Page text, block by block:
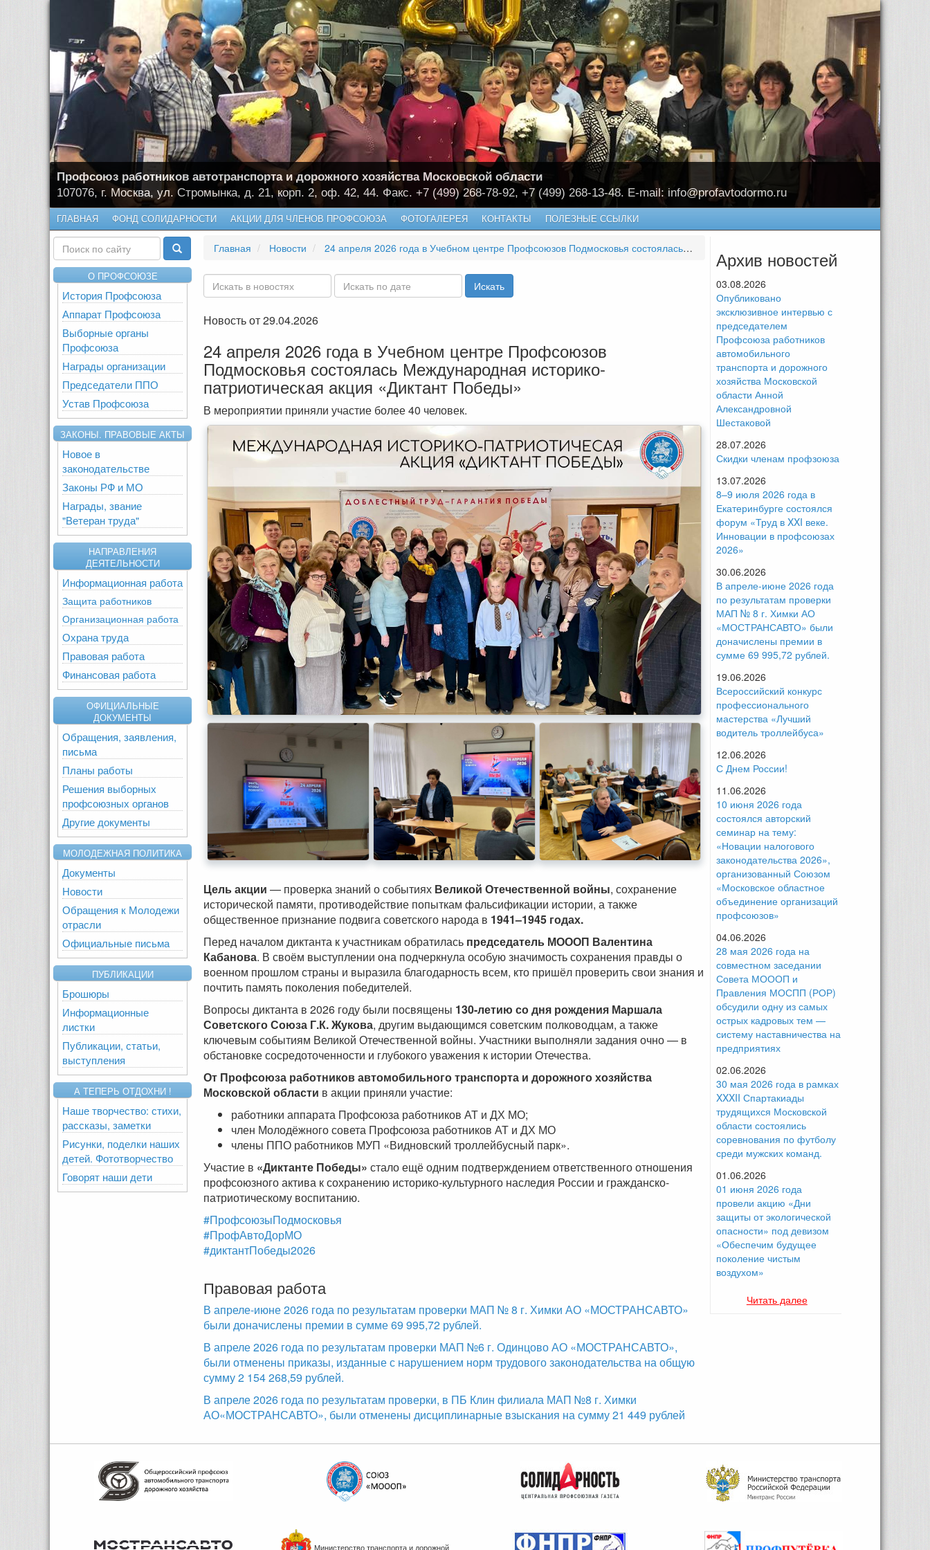
Профсоюз работников автотранспорта и дорожного хозяйства Московской области
107076, г. Москва, ул. Стромынка, д. 21, корп. 2, оф. 42, 44. Факс. +7 (499) 268-78-92, +7 (499) 268-13-48. E-mail: info@profavtodormo.ru
ГЛАВНАЯ ФОНД СОЛИДАРНОСТИ АКЦИИ ДЛЯ ЧЛЕНОВ ПРОФСОЮЗА ФОТОГАЛЕРЕЯ КОНТАКТЫ ПОЛЕЗНЫЕ ССЫЛКИ
О ПРОФСОЮЗЕ
История Профсоюза
Аппарат Профсоюза
Выборные органы
Профсоюза
Награды организации
Председатели ППО
Устав Профсоюза
ЗАКОНЫ. ПРАВОВЫЕ АКТЫ
Новое в
законодательстве
Законы РФ и МО
Награды, звание
"Ветеран труда"
НАПРАВЛЕНИЯ
ДЕЯТЕЛЬНОСТИ
Информационная работа
Защита работников
Организационная работа
Охрана труда
Правовая работа
Финансовая работа
ОФИЦИАЛЬНЫЕ
ДОКУМЕНТЫ
Обращения, заявления,
письма
Планы работы
Решения выборных
профсоюзных органов
Другие документы
МОЛОДЕЖНАЯ ПОЛИТИКА
Документы
Новости
Обращения к Молодежи
отрасли
Официальные письма
ПУБЛИКАЦИИ
Брошюры
Информационные
листки
Публикации, статьи,
выступления
А ТЕПЕРЬ ОТДОХНИ !
Наше творчество: стихи,
рассказы, заметки
Рисунки, поделки наших
детей. Фототворчество
Говорят наши дети
Главная Новости 24 апреля 2026 года в Учебном центре Профсоюзов Подмосковья состоялась Международная историко-патриотическая акция «Диктант Победы»
Новость от 29.04.2026
24 апреля 2026 года в Учебном центре Профсоюзов
Подмосковья состоялась Международная историко-
патриотическая акция «Диктант Победы»
В мероприятии приняли участие более 40 человек.
Цель акции — проверка знаний о событиях Великой Отечественной войны, сохранение
исторической памяти, противодействие попыткам фальсификации истории, а также
общественное признание подвига советского народа в 1941–1945 годах.
Перед началом диктанта к участникам обратилась председатель МОООП Валентина
Кабанова. В своём выступлении она подчеркнула особую значимость сохранения правды о
военном прошлом страны и выразила благодарность всем, кто пришёл проверить свои знания и
почтить память поколения победителей.
Вопросы диктанта в 2026 году были посвящены 130-летию со дня рождения Маршала
Советского Союза Г.К. Жукова, другим выдающимся советским полководцам, а также
ключевым событиям Великой Отечественной войны. Участники выполняли задания очно — в
обстановке сосредоточенности и глубокого уважения к истории Отечества.
От Профсоюза работников автомобильного транспорта и дорожного хозяйства
Московской области в акции приняли участие:
работники аппарата Профсоюза работников АТ и ДХ МО;
член Молодёжного совета Профсоюза работников АТ и ДХ МО
члены ППО работников МУП «Видновский троллейбусный парк».
Участие в «Диктанте Победы» стало ещё одним подтверждением ответственного отношения
профсоюзного актива к сохранению историко-культурного наследия России и гражданско-
патриотическому воспитанию.
#ПрофсоюзыПодмосковья
#ПрофАвтоДорМО
#диктантПобеды2026
Правовая работа
В апреле-июне 2026 года по результатам проверки МАП № 8 г. Химки АО «МОСТРАНСАВТО»
были доначислены премии в сумме 69 995,72 рублей.
В апреле 2026 года по результатам проверки МАП №6 г. Одинцово АО «МОСТРАНСАВТО»,
были отменены приказы, изданные с нарушением норм трудового законодательства на общую
сумму 2 154 268,59 рублей.
В апреле 2026 года по результатам проверки, в ПБ Клин филиала МАП №8 г. Химки
АО«МОСТРАНСАВТО», были отменены дисциплинарные взыскания на сумму 21 449 рублей
Архив новостей
03.08.2026
Опубликовано
эксклюзивное интервью с
председателем
Профсоюза работников
автомобильного
транспорта и дорожного
хозяйства Московской
области Анной
Александровной
Шестаковой
28.07.2026
Скидки членам профзоюза
13.07.2026
8–9 июля 2026 года в
Екатеринбурге состоялся
форум «Труд в XXI веке.
Инновации в профсоюзах
2026»
30.06.2026
В апреле-июне 2026 года
по результатам проверки
МАП № 8 г. Химки АО
«МОСТРАНСАВТО» были
доначислены премии в
сумме 69 995,72 рублей.
19.06.2026
Всероссийский конкурс
профессионального
мастерства «Лучший
водитель троллейбуса»
12.06.2026
С Днем России!
11.06.2026
10 июня 2026 года
состоялся авторский
семинар на тему:
«Новации налогового
законодательства 2026»,
организованный Союзом
«Московское областное
объединение организаций
профсоюзов»
04.06.2026
28 мая 2026 года на
совместном заседании
Совета МОООП и
Правления МОСПП (РОР)
обсудили одну из самых
острых кадровых тем —
систему наставничества на
предприятиях
02.06.2026
30 мая 2026 года в рамках
XXXII Спартакиады
трудящихся Московской
области состоялись
соревнования по футболу
среди мужских команд.
01.06.2026
01 июня 2026 года
провели акцию «Дни
защиты от экологической
опасности» под девизом
«Обеспечим будущее
поколение чистым
воздухом»
Читать далее
Министерство транспорта и дорожной